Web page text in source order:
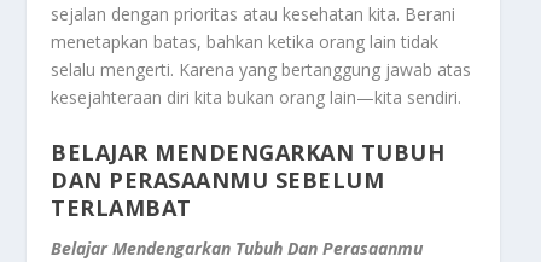
sejalan dengan prioritas atau kesehatan kita. Berani
menetapkan batas, bahkan ketika orang lain tidak
selalu mengerti. Karena yang bertanggung jawab atas
kesejahteraan diri kita bukan orang lain—kita sendiri.
BELAJAR MENDENGARKAN TUBUH
DAN PERASAANMU SEBELUM
TERLAMBAT
Belajar Mendengarkan Tubuh Dan Perasaanmu